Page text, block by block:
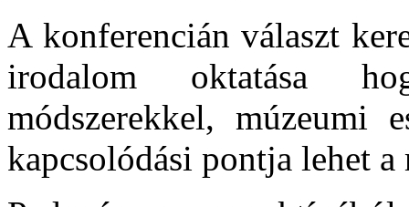
A konferencián választ
irodalom oktatása
módszerekkel, múzeumi
kapcsolódási pontja lehet a